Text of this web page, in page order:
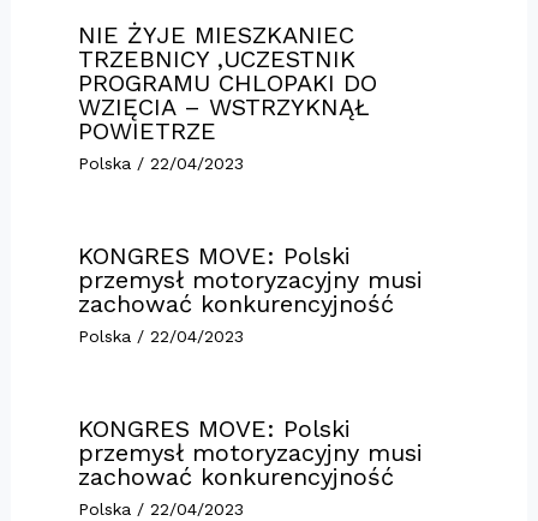
NIE ŻYJE MIESZKANIEC
TRZEBNICY ,UCZESTNIK
PROGRAMU CHLOPAKI DO
WZIĘCIA – WSTRZYKNĄŁ
POWIETRZE
Polska/ 22/04/2023
KONGRES MOVE: Polski
przemysł motoryzacyjny musi
zachować konkurencyjność
Polska/ 22/04/2023
KONGRES MOVE: Polski
przemysł motoryzacyjny musi
zachować konkurencyjność
Polska/ 22/04/2023